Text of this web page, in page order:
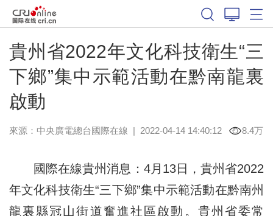
貴州省2022年文化科技衛生“三
下鄉”集中示範活動在黔南龍裏
啟動
來源：中央廣電總台國際在線 | 2022-04-14 14:40:12 8.4万
國際在線貴州消息：4月13日，貴州省2022
年文化科技衛生“三下鄉”集中示範活動在黔南州
龍裏縣冠山街道奮進社區啟動。貴州省委常